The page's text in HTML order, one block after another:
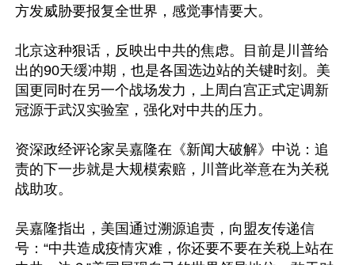
方发威胁要报复全世界，感觉事情要大。
北京这种狠话，反映出中共的焦虑。目前是川普给
出的90天缓冲期，也是各国选边站的关键时刻。美
国更同时在另一个战场发力，上周白宫正式定调新
冠源于武汉实验室，强化对中共的压力。
资深政经评论家吴嘉隆在《新闻大破解》中说：追
责的下一步就是大规模索赔，川普此举意在为关税
战助攻。
吴嘉隆指出，美国通过溯源追责，向盟友传递信
号：“中共造成疫情灾难，你还要不要在关税上站在